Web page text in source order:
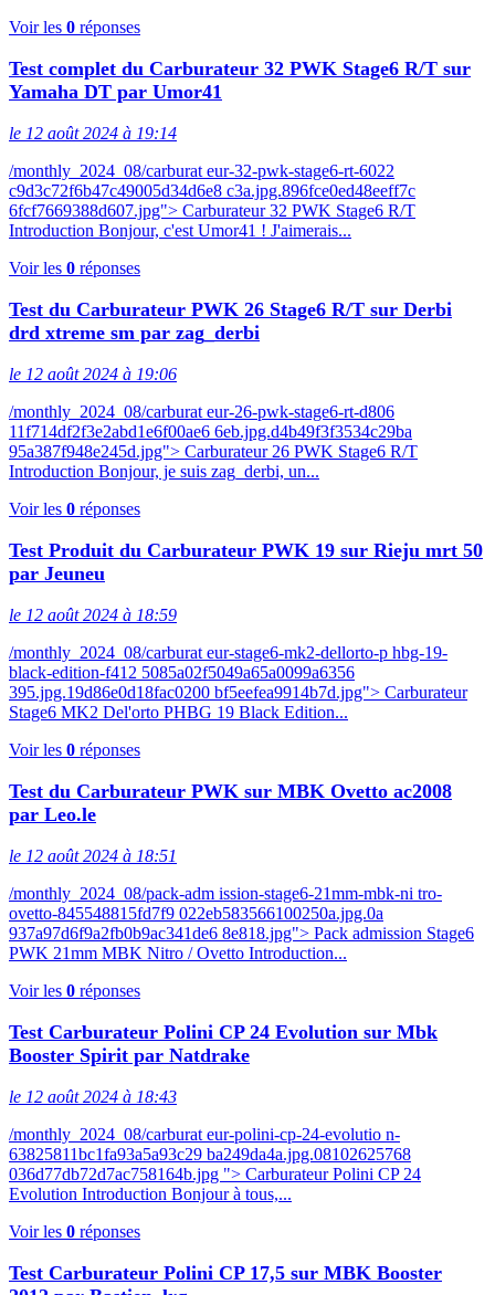
Voir les 0 réponses
Test complet du Carburateur 32 PWK Stage6 R/T sur
Yamaha DT par Umor41
le 12 août 2024 à 19:14
/monthly_2024_08/carburat eur-32-pwk-stage6-rt-6022
c9d3c72f6b47c49005d34d6e8 c3a.jpg.896fce0ed48eeff7c
6fcf7669388d607.jpg"> Carburateur 32 PWK Stage6 R/T
Introduction Bonjour, c'est Umor41 ! J'aimerais...
Voir les 0 réponses
Test du Carburateur PWK 26 Stage6 R/T sur Derbi
drd xtreme sm par zag_derbi
le 12 août 2024 à 19:06
/monthly_2024_08/carburat eur-26-pwk-stage6-rt-d806
11f714df2f3e2abd1e6f00ae6 6eb.jpg.d4b49f3f3534c29ba
95a387f948e245d.jpg"> Carburateur 26 PWK Stage6 R/T
Introduction Bonjour, je suis zag_derbi, un...
Voir les 0 réponses
Test Produit du Carburateur PWK 19 sur Rieju mrt 50
par Jeuneu
le 12 août 2024 à 18:59
/monthly_2024_08/carburat eur-stage6-mk2-dellorto-p hbg-19-
black-edition-f412 5085a02f5049a65a0099a6356
395.jpg.19d86e0d18fac0200 bf5eefea9914b7d.jpg"> Carburateur
Stage6 MK2 Del'orto PHBG 19 Black Edition...
Voir les 0 réponses
Test du Carburateur PWK sur MBK Ovetto ac2008
par Leo.le
le 12 août 2024 à 18:51
/monthly_2024_08/pack-adm ission-stage6-21mm-mbk-ni tro-
ovetto-845548815fd7f9 022eb583566100250a.jpg.0a
937a97d6f9a2fb0b9ac341de6 8e818.jpg"> Pack admission Stage6
PWK 21mm MBK Nitro / Ovetto Introduction...
Voir les 0 réponses
Test Carburateur Polini CP 24 Evolution sur Mbk
Booster Spirit par Natdrake
le 12 août 2024 à 18:43
/monthly_2024_08/carburat eur-polini-cp-24-evolutio n-
63825811bc1fa93a5a93c29 ba249da4a.jpg.08102625768
036d77db72d7ac758164b.jpg "> Carburateur Polini CP 24
Evolution Introduction Bonjour à tous,...
Voir les 0 réponses
Test Carburateur Polini CP 17,5 sur MBK Booster